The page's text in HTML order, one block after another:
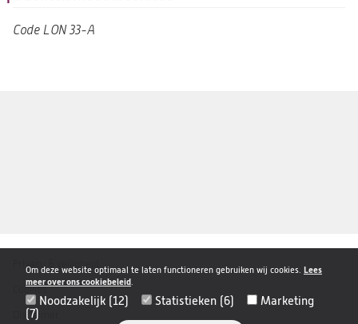
Om deze website optimaal te laten functioneren gebruiken wij cookies. Lees
meer over ons cookiebeleid.
Noodzakelijk (12) Statistieken (6)
Marketing
(7)
Code LON 33-A
Disclaimer
navigatie
Privacy & veiligheid
Cookies
Disclaimer